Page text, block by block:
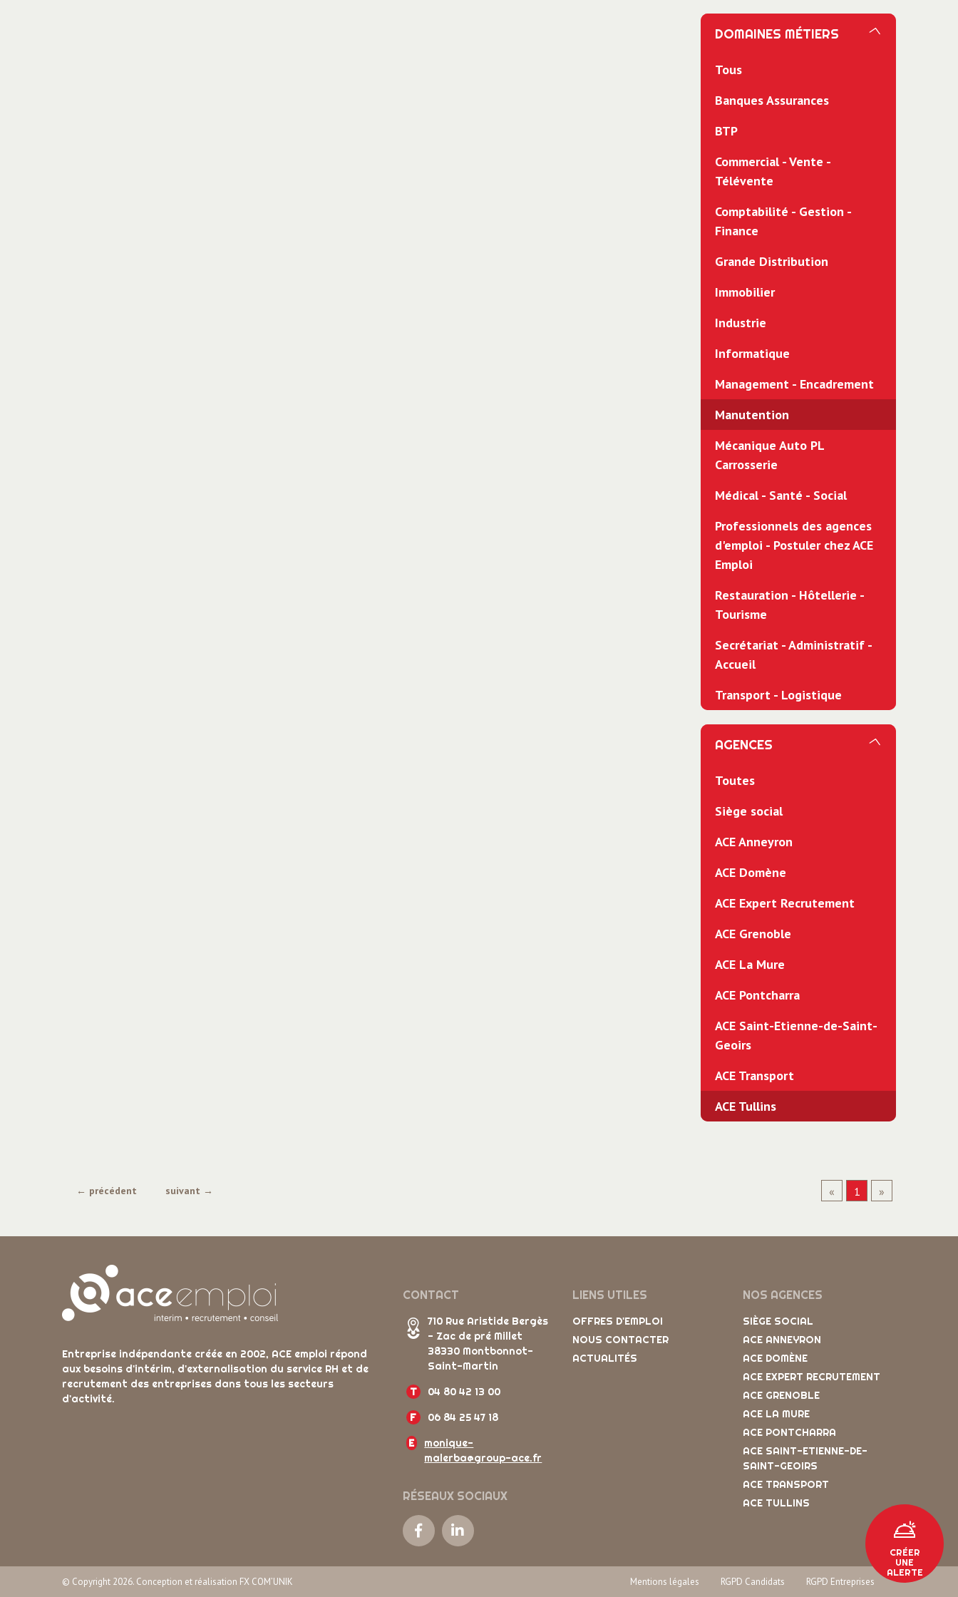
DOMAINES MÉTIERS
Tous
Banques Assurances
BTP
Commercial - Vente -
Télévente
Comptabilité - Gestion -
Finance
Grande Distribution
Immobilier
Industrie
Informatique
Management - Encadrement
Manutention
Mécanique Auto PL
Carrosserie
Médical - Santé - Social
Professionnels des agences
d'emploi - Postuler chez ACE
Emploi
Restauration - Hôtellerie -
Tourisme
Secrétariat - Administratif -
Accueil
Transport - Logistique
AGENCES
Toutes
Siège social
ACE Anneyron
ACE Domène
ACE Expert Recrutement
ACE Grenoble
ACE La Mure
ACE Pontcharra
ACE Saint-Etienne-de-Saint-
Geoirs
ACE Transport
ACE Tullins
← précédent suivant → « 1 »
Entreprise indépendante créée en 2002, ACE emploi répond
aux besoins d'intérim, d'externalisation du service RH et de
recrutement des entreprises dans tous les secteurs
d'activité.
CONTACT
710 Rue Aristide Bergès
- Zac de pré Millet
38330 Montbonnot-
Saint-Martin
T
04 80 42 13 00
F
06 84 25 47 18
E
monique-
malerba@group-ace.fr
RÉSEAUX SOCIAUX
LIENS UTILES
OFFRES D'EMPLOI
NOUS CONTACTER
ACTUALITÉS
NOS AGENCES
SIÈGE SOCIAL
ACE ANNEYRON
ACE DOMÈNE
ACE EXPERT RECRUTEMENT
ACE GRENOBLE
ACE LA MURE
ACE PONTCHARRA
ACE SAINT-ETIENNE-DE-
SAINT-GEOIRS
ACE TRANSPORT
ACE TULLINS
© Copyright 2026. Conception et réalisation FX COM’UNIK RGPD Entreprises
RGPD Candidats
Mentions légales
CRÉER
UNE
ALERTE